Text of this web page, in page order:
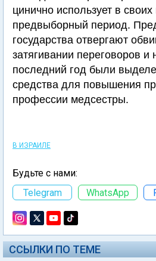
цинично использует в своих
предвыборный период.
государства отвергают
затягивании переговоров и
последний год были
средства для повышения
профессии медсестры.
В ИЗРАИЛЕ
Будьте с нами:
Telegram
WhatsApp
ССЫЛКИ ПО ТЕМЕ